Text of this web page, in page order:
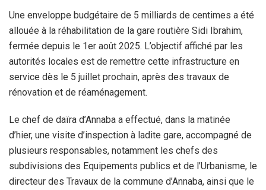
Une enveloppe budgétaire de 5 milliards de centimes a été
allouée à la réhabilitation de la gare routière Sidi Ibrahim,
fermée depuis le 1er août 2025. L’objectif affiché par les
autorités locales est de remettre cette infrastructure en
service dès le 5 juillet prochain, après des travaux de
rénovation et de réaménagement.
Le chef de daïra d’Annaba a effectué, dans la matinée
d’hier, une visite d’inspection à ladite gare, accompagné de
plusieurs responsables, notamment les chefs des
subdivisions des Equipements publics et de l’Urbanisme, le
directeur des Travaux de la commune d’Annaba, ainsi que le